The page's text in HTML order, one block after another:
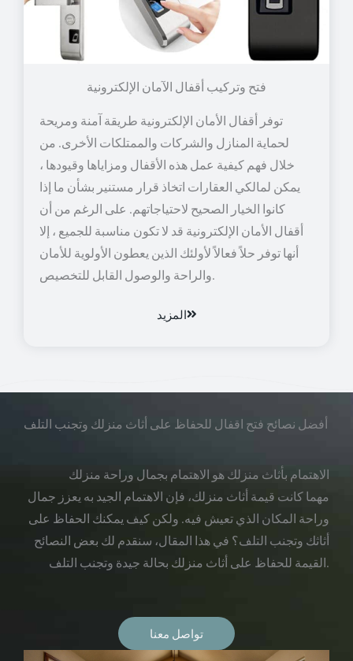
توفر أقفال الأمان الإلكترونية طريقة آمنة ومريحة
لحماية المنازل والشركات والممتلكات الأخرى. من
خلال فهم كيفية عمل هذه الأقفال ومزاياها وقيودها ،
يمكن لمالكي العقارات اتخاذ قرار مستنير بشأن ما إذا
كانوا الخيار الصحيح لاحتياجاتهم. على الرغم من أن
أقفال الأمان الإلكترونية قد لا تكون مناسبة للجميع ، إلا
أنها توفر حلاً فعالاً لأولئك الذين يعطون الأولوية للأمان
والراحة والوصول القابل للتخصيص.
المزيد
أفضل نصائح فتح اقفال للحفاظ على أثاث منزلك وتجنب التلف
الاهتمام بأثاث منزلك هو الاهتمام بجمال وراحة منزلك
مهما كانت قيمة أثاث منزلك، فإن الاهتمام الجيد به يعزز جمال
وراحة المكان الذي تعيش فيه. ولكن كيف يمكنك الحفاظ على
أثاثك وتجنب التلف؟ في هذا المقال، سنقدم لك بعض النصائح
القيمة للحفاظ على أثاث منزلك بحالة جيدة وتجنب التلف.
تواصل معنا